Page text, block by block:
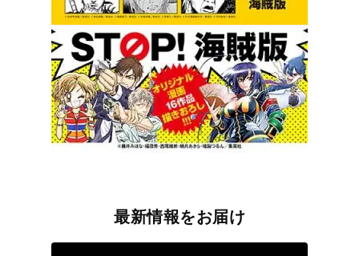
最新情報をお届け